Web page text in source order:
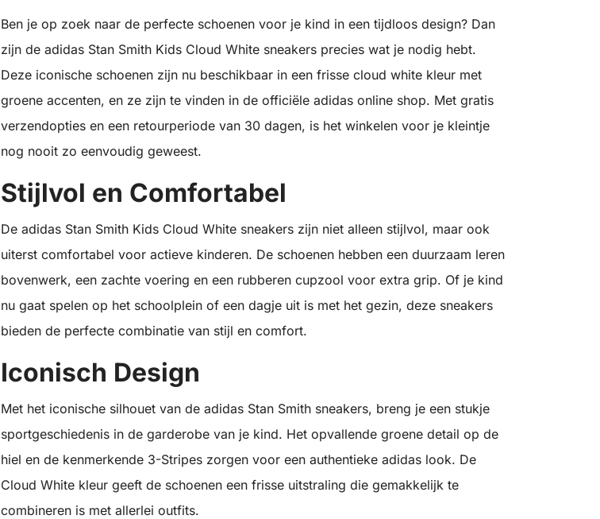
Ben je op zoek naar de perfecte schoenen voor je kind in een tijdloos design? Dan
zijn de adidas Stan Smith Kids Cloud White sneakers precies wat je nodig hebt.
Deze iconische schoenen zijn nu beschikbaar in een frisse cloud white kleur met
groene accenten, en ze zijn te vinden in de officiële adidas online shop. Met gratis
verzendopties en een retourperiode van 30 dagen, is het winkelen voor je kleintje
nog nooit zo eenvoudig geweest.
Stijlvol en Comfortabel
De adidas Stan Smith Kids Cloud White sneakers zijn niet alleen stijlvol, maar ook
uiterst comfortabel voor actieve kinderen. De schoenen hebben een duurzaam leren
bovenwerk, een zachte voering en een rubberen cupzool voor extra grip. Of je kind
nu gaat spelen op het schoolplein of een dagje uit is met het gezin, deze sneakers
bieden de perfecte combinatie van stijl en comfort.
Iconisch Design
Met het iconische silhouet van de adidas Stan Smith sneakers, breng je een stukje
sportgeschiedenis in de garderobe van je kind. Het opvallende groene detail op de
hiel en de kenmerkende 3-Stripes zorgen voor een authentieke adidas look. De
Cloud White kleur geeft de schoenen een frisse uitstraling die gemakkelijk te
combineren is met allerlei outfits.